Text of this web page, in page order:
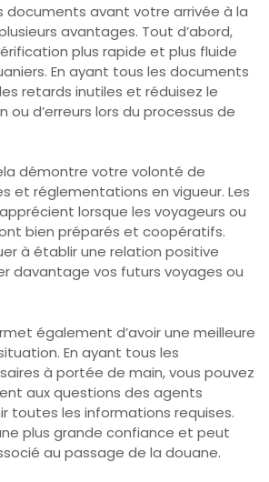
documents avant votre arrivée à la
avantages. Tout d’abord,
plus rapide et plus fluide
En ayant tous les documents
retards inutiles et réduisez le
ou d’erreurs lors du processus de
démontre votre volonté de
et réglementations en vigueur. Les
lorsque les voyageurs ou
bien préparés et coopératifs.
à établir une relation positive
davantage vos futurs voyages ou
également d’avoir une meilleure
En ayant tous les
à portée de main, vous pouvez
aux questions des agents
toutes les informations requises.
plus grande confiance et peut
au passage de la douane.